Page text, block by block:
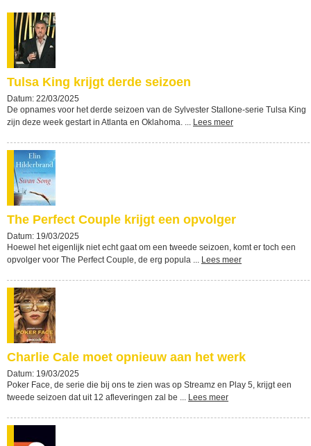
Tulsa King krijgt derde seizoen
Datum: 22/03/2025
De opnames voor het derde seizoen van de Sylvester Stallone-serie Tulsa King
zijn deze week gestart in Atlanta en Oklahoma. ... Lees meer
The Perfect Couple krijgt een opvolger
Datum: 19/03/2025
Hoewel het eigenlijk niet echt gaat om een tweede seizoen, komt er toch een
opvolger voor The Perfect Couple, de erg popula ... Lees meer
Charlie Cale moet opnieuw aan het werk
Datum: 19/03/2025
Poker Face, de serie die bij ons te zien was op Streamz en Play 5, krijgt een
tweede seizoen dat uit 12 afleveringen zal be ... Lees meer